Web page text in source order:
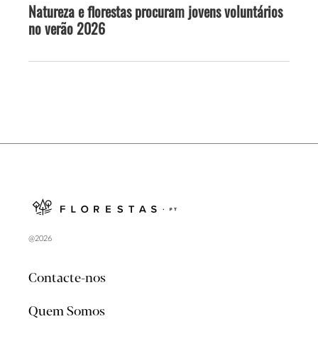
Natureza e florestas procuram jovens voluntários
no verão 2026
@2026
Contacte-nos
Quem Somos